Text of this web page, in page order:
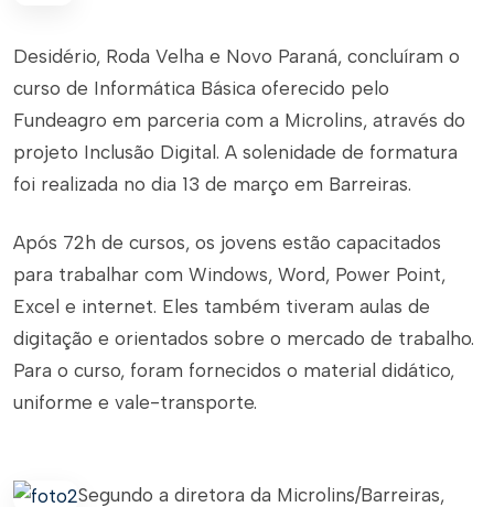
Desidério, Roda Velha e Novo Paraná, concluíram o
curso de Informática Básica oferecido pelo
Fundeagro em parceria com a Microlins, através do
projeto Inclusão Digital. A solenidade de formatura
foi realizada no dia 13 de março em Barreiras.
Após 72h de cursos, os jovens estão capacitados
para trabalhar com Windows, Word, Power Point,
Excel e internet. Eles também tiveram aulas de
digitação e orientados sobre o mercado de trabalho.
Para o curso, foram fornecidos o material didático,
uniforme e vale-transporte.
Segundo a diretora da Microlins/Barreiras,